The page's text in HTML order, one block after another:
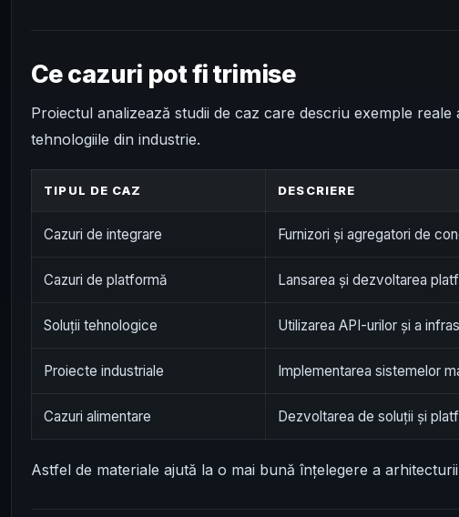
Ce cazuri pot fi trimise
Proiectul analizează studii de caz care descriu exemple
tehnologiile din industrie.
TIPUL DE CAZ DESCRIERE
Cazuri de integrare Furnizori și agregatori de
Cazuri de platformă Lansarea și dezvoltarea
Soluții tehnologice Utilizarea API-urilor și a
Proiecte industriale Implementarea sistemelor
Cazuri alimentare Dezvoltarea de soluții și
Astfel de materiale ajută la o mai bună înțelegere a